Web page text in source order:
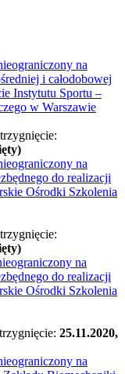
na
i całodobowej
Instytutu Sportu –
w Warszawie
na
do realizacji
Ośrodki Szkolenia
na
do realizacji
Ośrodki Szkolenia
25.11.2020,
na